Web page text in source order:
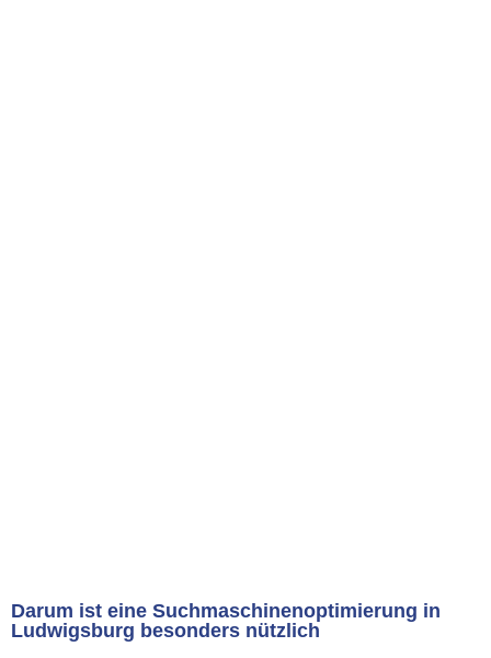
Darum ist eine Suchmaschinenoptimierung in
Ludwigsburg besonders nützlich